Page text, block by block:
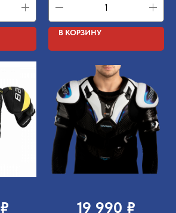
В КОРЗИНУ
₽
19 990 ₽